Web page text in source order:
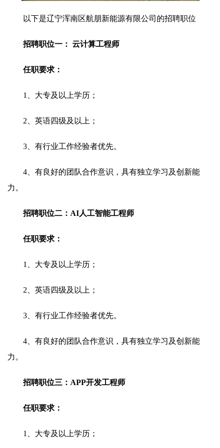
以下是辽宁浑南区航朋新能源有限公司的招聘职位
招聘职位一： 云计算工程师
任职要求：
1、大专及以上学历；
2、英语四级及以上；
3、有行业工作经验者优先。
4、有良好的团队合作意识，具有独立学习及创新能
力。
招聘职位二：AI人工智能工程师
任职要求：
1、大专及以上学历；
2、英语四级及以上；
3、有行业工作经验者优先。
4、有良好的团队合作意识，具有独立学习及创新能
力。
招聘职位三：APP开发工程师
任职要求：
1、大专及以上学历；